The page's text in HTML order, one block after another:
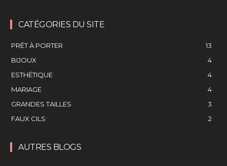
CATÉGORIES DU SITE
PRÊT À PORTER
13
BIJOUX
4
ESTHÉTIQUE
4
MARIAGE
4
GRANDES TAILLES
3
FAUX CILS
2
AUTRES BLOGS